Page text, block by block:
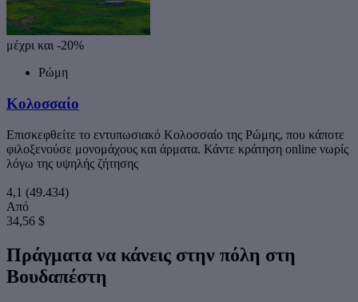
μέχρι και -20%
Ρώμη
Κολοσσαίο
Επισκεφθείτε το εντυπωσιακό Κολοσσαίο της Ρώμης, που κάποτε
φιλοξενούσε μονομάχους και άρματα. Κάντε κράτηση online νωρίς
λόγω της υψηλής ζήτησης
4,1 (49.434)
Από
34,56 $
Πράγματα να κάνεις στην πόλη στη
Βουδαπέστη